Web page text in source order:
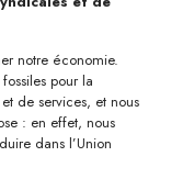
notre économie.
pour la
de services, et nous
: en effet, nous
dans l’Union